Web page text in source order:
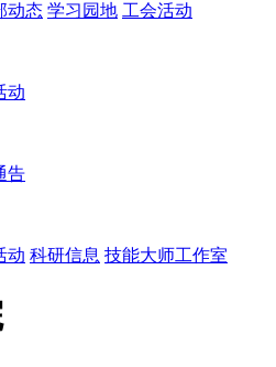
动态 学习园地 工会活动
动
告
动 科研信息 技能大师工作室